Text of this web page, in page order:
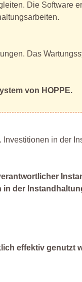
Die Software
Das
von HOPPE.
in der
in der
effektiv genutzt